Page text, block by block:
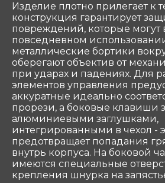
Изделие плотно прилегает к
конструкция гарантирует
повреждений, которые могут
повседневном
металлические бортики
оберегают объектив от
при ударах и падениях. Для
элементов управления
аккуратные идеально
прорези, а боковые клавиши
алюминиевыми заглушками,
интегрированными в чехол -
предотвращает попадания
внутрь корпуса. На боковой
имеются специальные
крепления шнурка на
ООО «Coтеком» Copyright © 2025 All
Reserved